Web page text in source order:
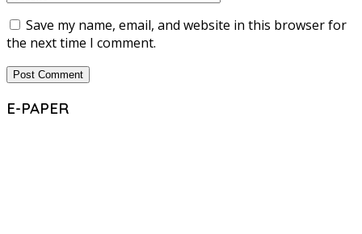
Save my name, email, and website in this browser for
the next time I comment.
E-PAPER